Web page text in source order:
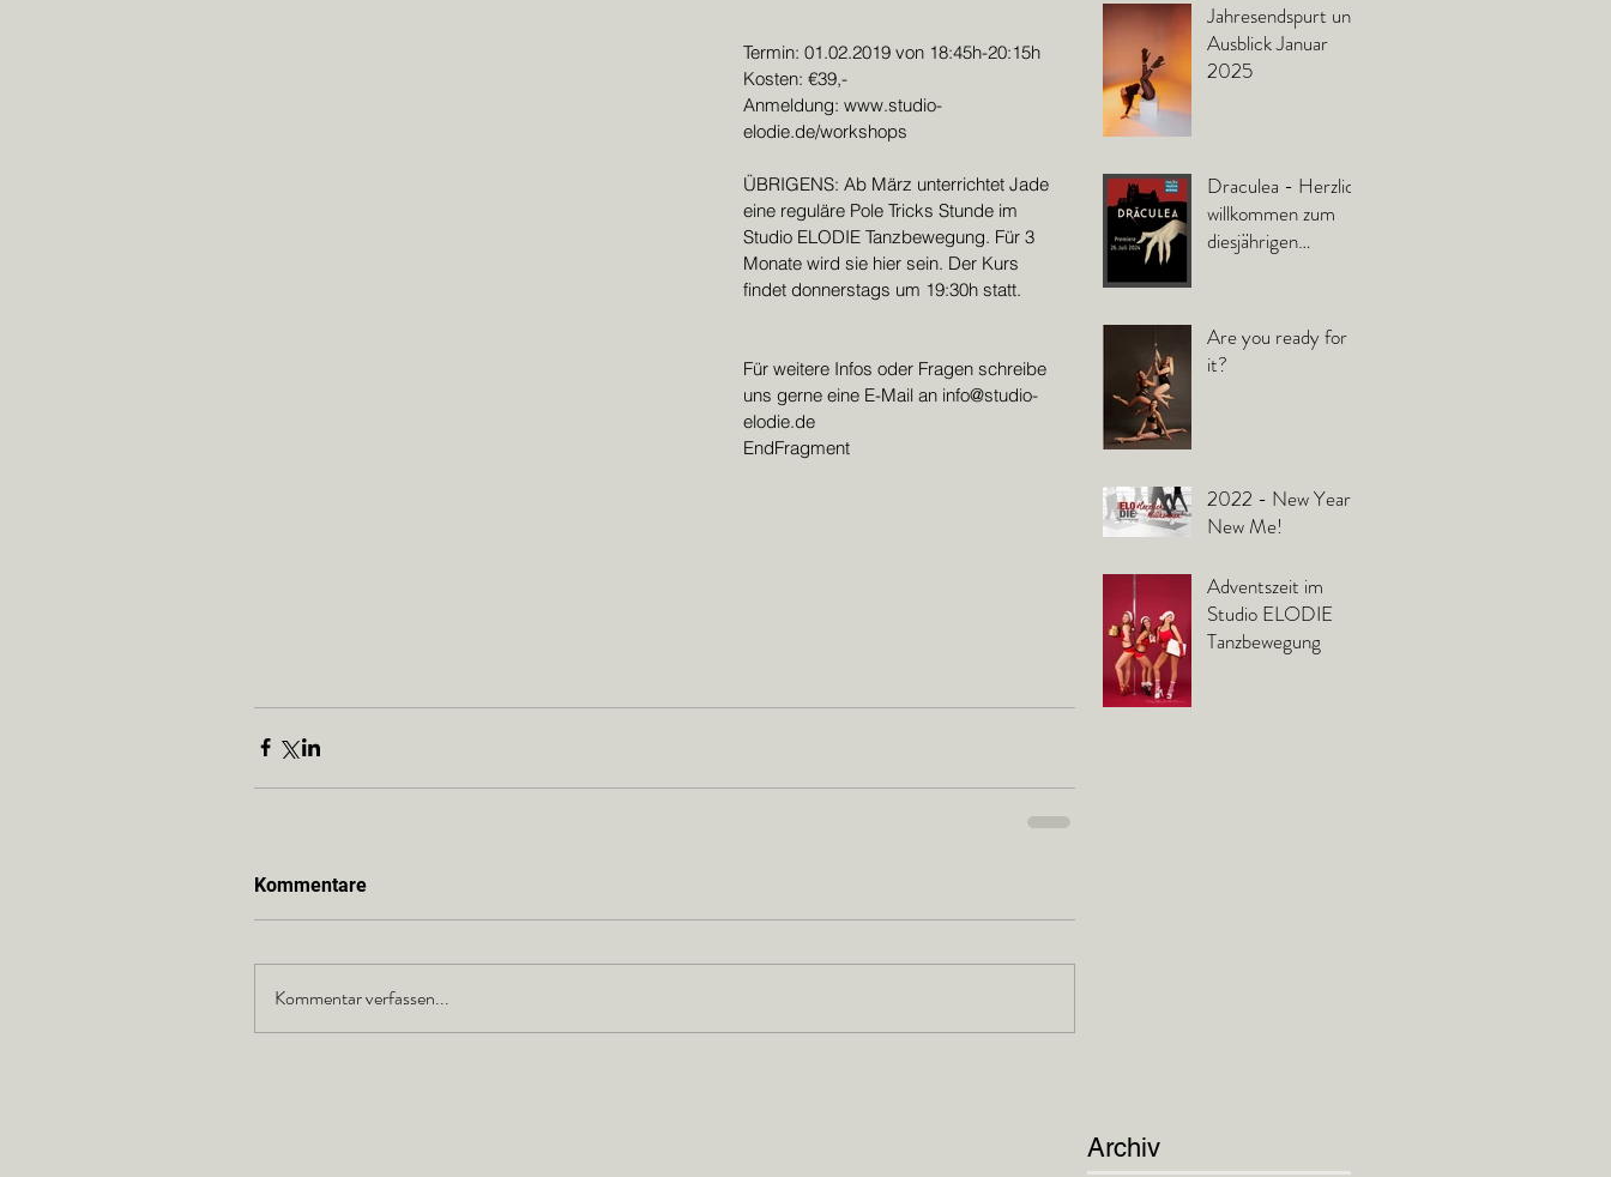
Termin: 01.02.2019 von 18:45h-20:15h
Kosten: €39,-
Anmeldung: www.studio-
elodie.de/workshops
ÜBRIGENS: Ab März unterrichtet Jade
eine reguläre Pole Tricks Stunde im
Studio ELODIE Tanzbewegung. Für 3
Monate wird sie hier sein. Der Kurs
findet donnerstags um 19:30h statt.
Für weitere Infos oder Fragen schreibe
uns gerne eine E-Mail an info@studio-
elodie.de
EndFragment
Kommentare
Kommentar verfassen...
Jahresendspurt und
Ausblick Januar
2025
Draculea - Herzlich
willkommen zum
diesjährigen
Schloß in Murnau.
Are you ready for
it?
2022 - New Year -
New Me!
Adventszeit im
Studio ELODIE
Tanzbewegung
Archiv